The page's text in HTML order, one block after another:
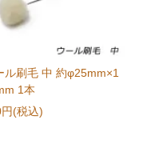
ル刷毛 中 約φ25mm×1
1本
(税込)